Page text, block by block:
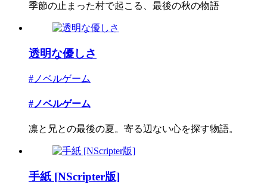
季節の止まった村で起こる、最後の秋の物語
透明な優しさ
#ノベルゲーム
#ノベルゲーム
凛と兄との最後の夏。寄る辺ない心を探す物語。
手紙 [NScripter版]